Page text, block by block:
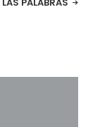
LAS PALABRAS